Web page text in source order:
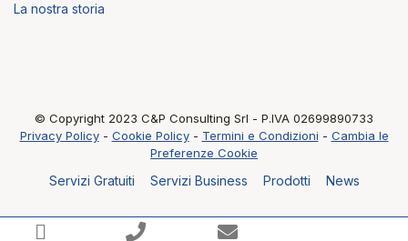
La nostra storia
© Copyright 2023 C&P Consulting Srl - P.IVA 02699890733
Privacy Policy- Cookie Policy- Termini e Condizioni - Cambia le
Preferenze Cookie
Servizi Gratuiti Servizi Business Prodotti News